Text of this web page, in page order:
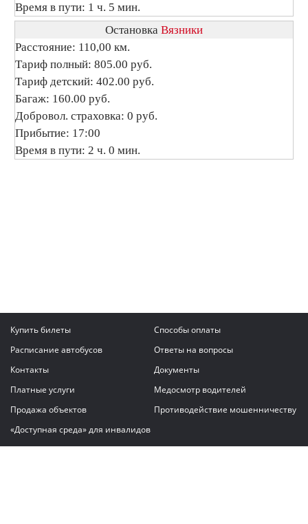
Время в пути: 1 ч. 5 мин.
Остановка Вязники
Расстояние: 110,00 км.
Тариф полный: 805.00 руб.
Тариф детский: 402.00 руб.
Багаж: 160.00 руб.
Добровол. страховка: 0 руб.
Прибытие: 17:00
Время в пути: 2 ч. 0 мин.
Купить билеты
Способы оплаты
Расписание автобусов
Ответы на вопросы
Контакты
Документы
Платные услуги
Медосмотр водителей
Продажа объектов
Противодействие мошенничеству
«Доступная среда» для инвалидов